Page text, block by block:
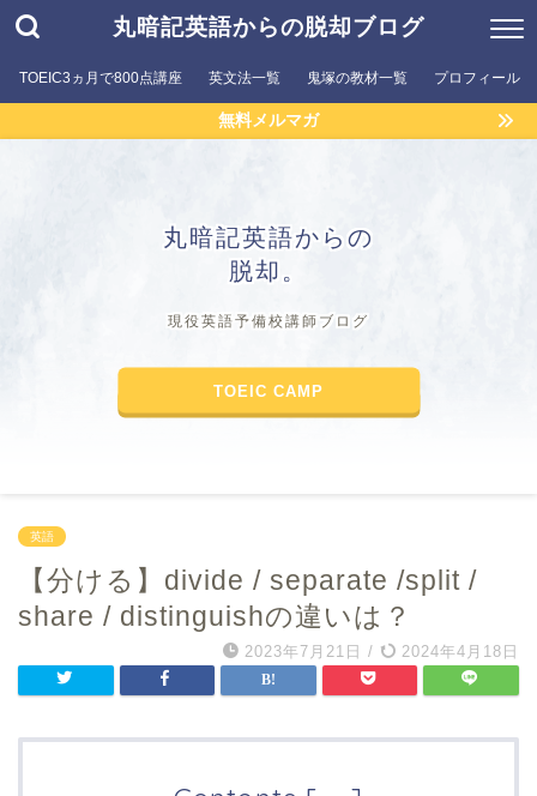
丸暗記英語からの脱却ブログ
TOEIC3ヵ月で800点講座 英文法一覧 鬼塚の教材一覧 プロフィール
無料メルマガ
丸暗記英語からの
脱却。
現役英語予備校講師ブログ
TOEIC CAMP
英語
【分ける】divide / separate /split /
share / distinguishの違いは？
2023年7月21日 / 2024年4月18日